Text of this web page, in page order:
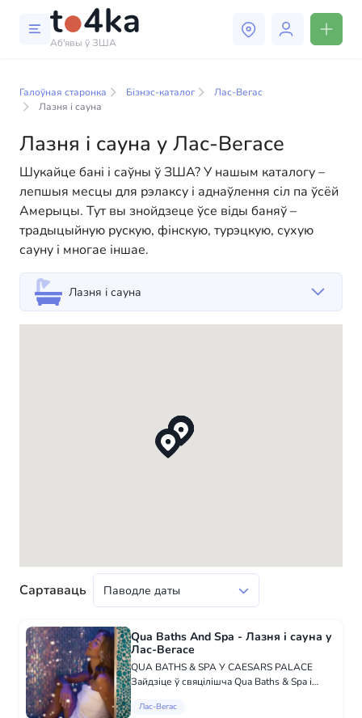
Аб'явы ў ЗША
У нашым каталогу бізнес-паслуг вы знойдзеце
дапамагчы людзям адаптавацца да жыцця ў ЗША.
Мы прапануем разнастайныя рашэнні як для
фізічных, так і для юрыдычных асоб, каб зрабіць
ваша жыццё ў Амерыцы больш камфортным і
зручным. Ад прафесійных кансультацый да
паўсядзённай дапамогі — у нас ёсць усё
неабходнае для паспяховага пачатку вашага новага
жыцця ў ЗША
Галоўная старонка Бізнэс-каталог
Лас-Вегас
Лазня і сауна
Лазня і сауна у Лас-Вегасе
Шукайце бані і саўны ў ЗША? У нашым каталогу –
лепшыя месцы для рэлаксу і аднаўлення сіл па ўсёй
Амерыцы. Тут вы знойдзеце ўсе віды баняў –
традыцыйную рускую, фінскую, турэцкую, сухую
сауну і многае іншае.
Лазня і сауна
Сартаваць
Qua Baths And Spa - Лазня і сауна у
Лас-Вегасе
QUA BATHS & SPA У CAESARS PALACE
Зайдзіце ў свяцілішча Qua Baths & Spa і
рымскімі ваннамі, чайным і едзінай у
Лас-Вегас